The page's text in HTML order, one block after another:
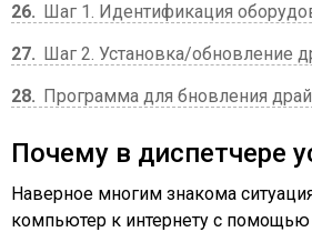
26
Шаг 1. Идентификация
27
Шаг 2. Установка/обновление
28
Программа для бновления
Почему в диспетчере
Наверное многим знакома
компьютер к интернету с помощью